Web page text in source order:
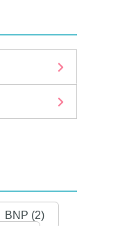
BNP (2)